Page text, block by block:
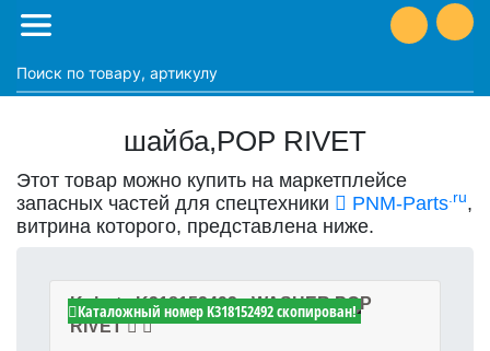
шайба,POP RIVET
Этот товар можно купить на маркетплейсе
запасных частей для спецтехники
PNM-Parts.ru,
витрина которого, представлена ниже.
Kubota K318152492 - WASHER,POP
RIVET
Каталожный номер K318152492 скопирован!